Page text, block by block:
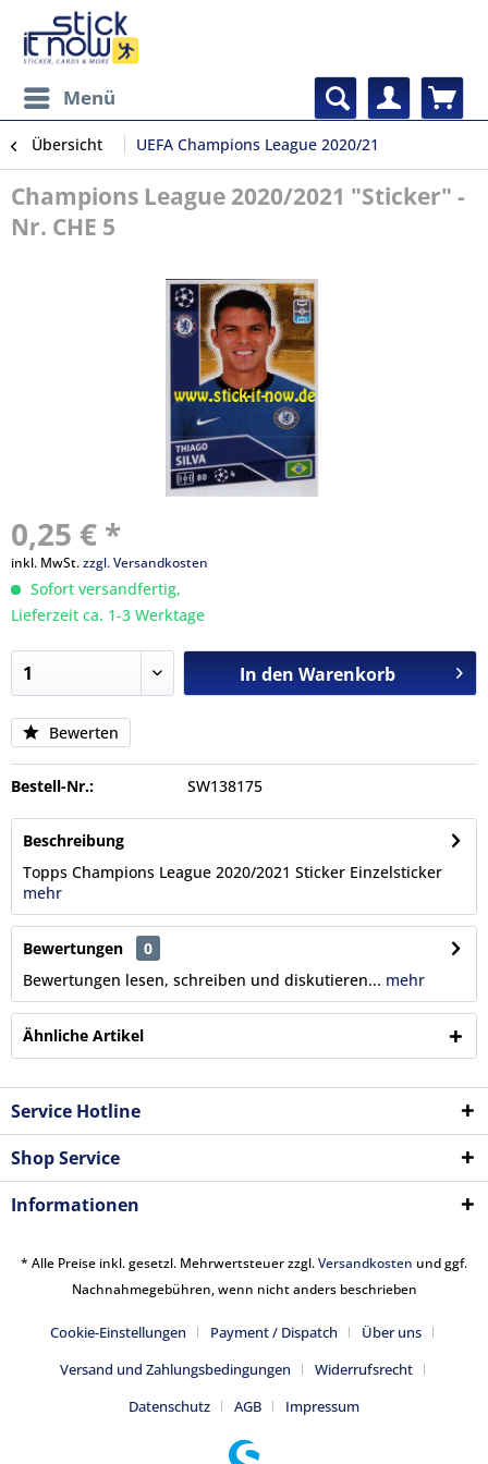
Menü
Übersicht UEFA Champions League 2020/21
Champions League 2020/2021 "Sticker" -
Nr. CHE 5
0,25 € *
inkl. MwSt.zzgl. Versandkosten
Sofort versandfertig,
Lieferzeit ca. 1-3 Werktage
In den Warenkorb
Bewerten
Bestell-Nr.: SW138175
Beschreibung
Topps Champions League 2020/2021 Sticker Einzelsticker
mehr
Bewertungen
0
Bewertungen lesen, schreiben und diskutieren... mehr
Ähnliche Artikel
Service Hotline
Shop Service
Informationen
* Alle Preise inkl. gesetzl. Mehrwertsteuer zzgl.Versandkosten und ggf.
Nachnahmegebühren, wenn nicht anders beschrieben
Cookie-Einstellungen Payment / Dispatch
Über uns
Versand und Zahlungsbedingungen
Widerrufsrecht
Datenschutz
AGB Impressum